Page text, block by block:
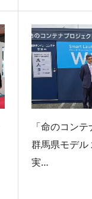
「命のコン
群馬県モデル
実…